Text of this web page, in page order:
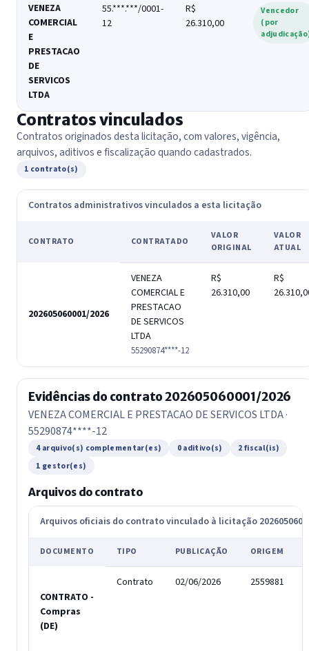
VENEZA
COMERCIAL
E
PRESTACAO
DE
SERVICOS
LTDA
55.***.***/0001-
12
R$
26.310,00
Vencedor
(por
Contratos vinculados
Contratos originados desta licitação, com valores, vigência,
arquivos, aditivos e fiscalização quando cadastrados.
1 contrato(s)
Contratos administrativos vinculados a esta licitação
CONTRATO CONTRATADO
VALOR
ORIGINAL
VALOR
ATUAL
202605060001/2026
VENEZA
COMERCIAL E
PRESTACAO
DE SERVICOS
LTDA
55290874****-12
R$
26.310,00
R$
Evidências do contrato 202605060001/2026
VENEZA COMERCIAL E PRESTACAO DE SERVICOS LTDA ·
55290874****-12
4 arquivo(s) complementar(es) 0 aditivo(s)
2 fiscal(is)
1 gestor(es)
Arquivos do contrato
Arquivos oficiais do contrato vinculado à licitação
DOCUMENTO TIPO PUBLICAÇÃO ORIGEM
CONTRATO -
Compras
(DE)
Contrato 02/06/2026 2559881